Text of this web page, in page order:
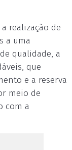
realização de
a uma
qualidade, a
que
e a reserva
meio de
com a